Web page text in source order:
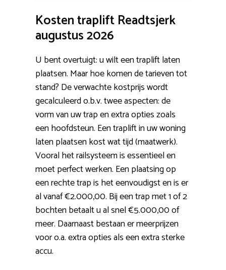
Kosten traplift Readtsjerk
augustus 2026
U bent overtuigt: u wilt een traplift laten
plaatsen. Maar hoe komen de tarieven tot
stand? De verwachte kostprijs wordt
gecalculeerd o.b.v. twee aspecten: de
vorm van uw trap en extra opties zoals
een hoofdsteun. Een traplift in uw woning
laten plaatsen kost wat tijd (maatwerk).
Vooral het railsysteem is essentieel en
moet perfect werken. Een plaatsing op
een rechte trap is het eenvoudigst en is er
al vanaf €2.000,00. Bij een trap met 1 of 2
bochten betaalt u al snel €5.000,00 of
meer. Daarnaast bestaan er meerprijzen
voor o.a. extra opties als een extra sterke
accu.